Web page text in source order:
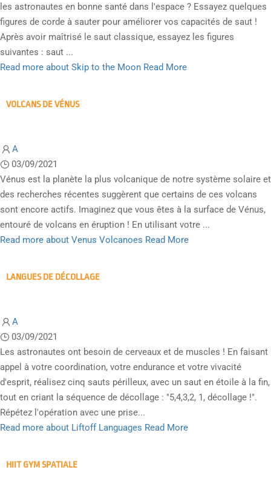
les astronautes en bonne santé dans l'espace ? Essayez quelques
figures de corde à sauter pour améliorer vos capacités de saut !
Après avoir maîtrisé le saut classique, essayez les figures
suivantes : saut ...
Read more about Skip to the Moon Read More
VOLCANS DE VÉNUS
A
03/09/2021
Vénus est la planète la plus volcanique de notre système solaire et
des recherches récentes suggèrent que certains de ces volcans
sont encore actifs. Imaginez que vous êtes à la surface de Vénus,
entouré de volcans en éruption ! En utilisant votre ...
Read more about Venus Volcanoes Read More
LANGUES DE DÉCOLLAGE
A
03/09/2021
Les astronautes ont besoin de cerveaux et de muscles ! En faisant
appel à votre coordination, votre endurance et votre vivacité
d'esprit, réalisez cinq sauts périlleux, avec un saut en étoile à la fin,
tout en criant la séquence de décollage : "5,4,3,2, 1, décollage !".
Répétez l'opération avec une prise...
Read more about Liftoff Languages Read More
HIIT GYM SPATIALE